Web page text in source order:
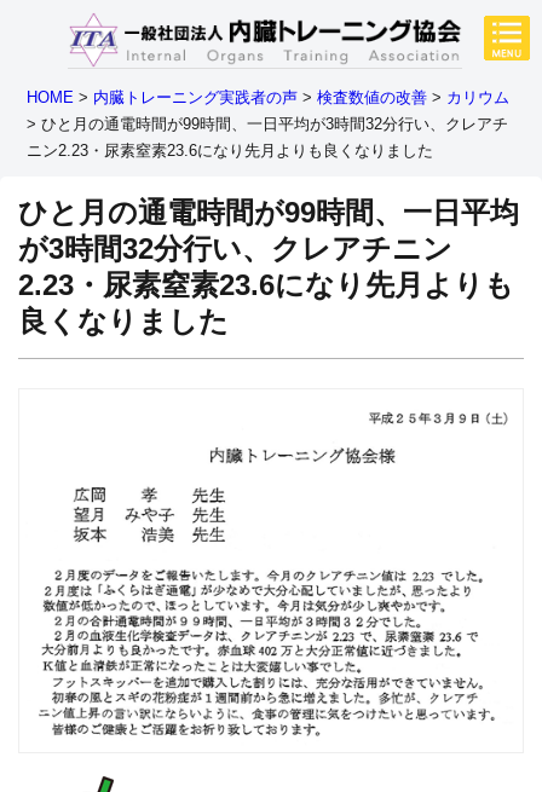
HOME > 内臓トレーニング実践者の声 >検査数値の改善 > カリウム
>ひと月の通電時間が99時間、一日平均が3時間32分行い、クレアチ
ニン2.23・尿素窒素23.6になり先月よりも良くなりました
ひと月の通電時間が99時間、一日平均
が3時間32分行い、クレアチニン
2.23・尿素窒素23.6になり先月よりも
良くなりました